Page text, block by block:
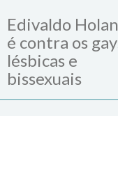
Edivaldo
é contra os
lésbicas e
bissexuais